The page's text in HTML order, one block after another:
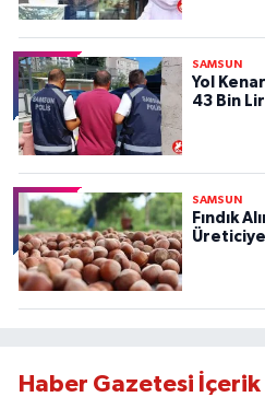
SAMSUN
Yol
43 Bin
SAMSUN
Fındık
Haber Gazetesi İçerik